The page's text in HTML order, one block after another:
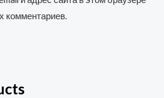
комментариев.